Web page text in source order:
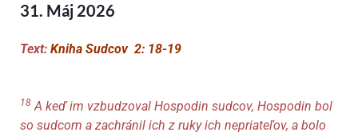
31. Máj 2026
Text: Kniha Sudcov 2: 18-19
18 A keď im vzbudzoval Hospodin sudcov, Hospodin bol
so sudcom a zachránil ich z ruky ich nepriateľov, a bolo